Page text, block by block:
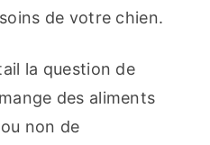
de votre chien.
la question de
des aliments
non de